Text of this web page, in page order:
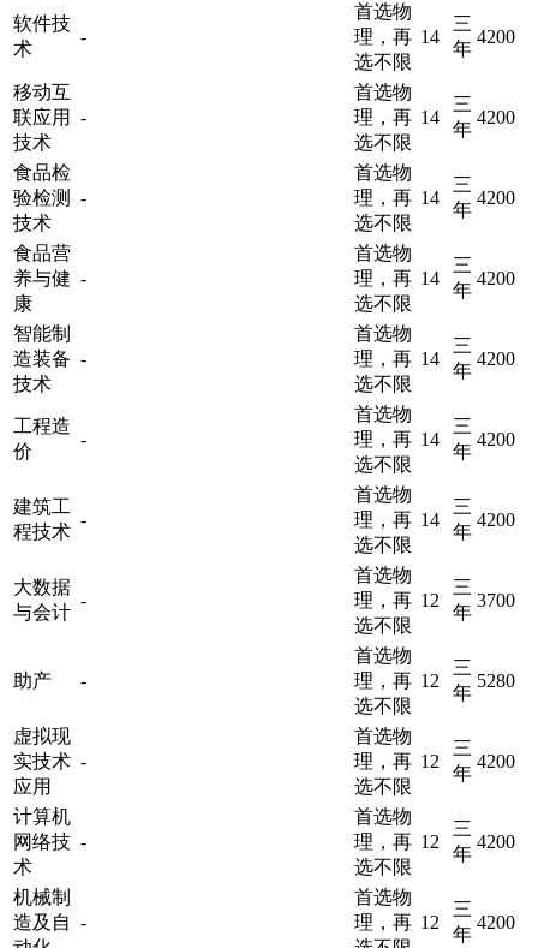
软件技
术
-
首选物
理，再
选不限
14
三
年
4200
移动互
联应用
技术
-
首选物
理，再
选不限
14
三
年
4200
食品检
验检测
技术
-
首选物
理，再
选不限
14
三
年
4200
食品营
养与健
康
-
首选物
理，再
选不限
14
三
年
4200
智能制
造装备
技术
-
首选物
理，再
选不限
14
三
年
4200
工程造
价
-
首选物
理，再
选不限
14
三
年
4200
建筑工
程技术
-
首选物
理，再
选不限
14
三
年
4200
大数据
与会计
-
首选物
理，再
选不限
12
三
年
3700
助产 -
首选物
理，再
选不限
12
三
年
5280
虚拟现
实技术
应用
-
首选物
理，再
选不限
12
三
年
4200
计算机
网络技
术
-
首选物
理，再
选不限
12
三
年
4200
机械制
造及自 -
首选物
理，再 12
三
年
4200